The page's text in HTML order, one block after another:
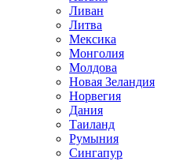
Ливан
Литва
Мексика
Монголия
Молдова
Новая Зеландия
Норвегия
Дания
Таиланд
Румыния
Сингапур